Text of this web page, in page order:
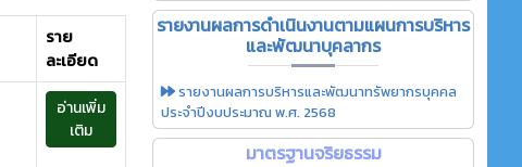
ราย
ละเอียด
อ่านเพิ่ม
เติม
รายงานผลการดำเนินงานตามแผนการบริหาร
และพัฒนาบุคลากร
รายงานผลการบริหารและพัฒนาทรัพยากรบุคคล
ประจำปีงบประมาณ พ.ศ. 2568
มาตรฐานจริยธรรม